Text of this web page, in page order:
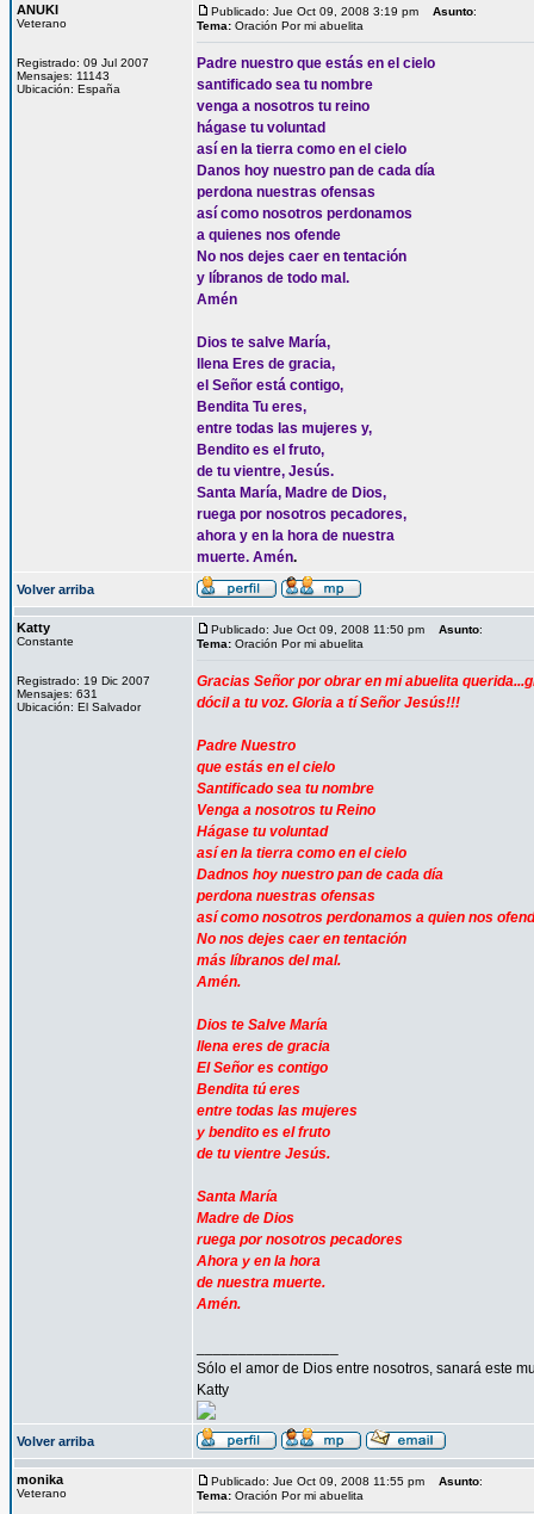
ANUKI
Veterano
Registrado: 09 Jul 2007
Mensajes: 11143
Ubicación: España
Publicado: Jue Oct 09, 2008 3:19 pm Asunto:
Tema: Oración Por mi abuelita
Padre nuestro que estás en el cielo
santificado sea tu nombre
venga a nosotros tu reino
hágase tu voluntad
así en la tierra como en el cielo
Danos hoy nuestro pan de cada día
perdona nuestras ofensas
así como nosotros perdonamos
a quienes nos ofende
No nos dejes caer en tentación
y líbranos de todo mal.
Amén
Dios te salve María,
llena Eres de gracia,
el Señor está contigo,
Bendita Tu eres,
entre todas las mujeres y,
Bendito es el fruto,
de tu vientre, Jesús.
Santa María, Madre de Dios,
ruega por nosotros pecadores,
ahora y en la hora de nuestra
muerte. Amén.
Volver arriba
Katty
Constante
Registrado: 19 Dic 2007
Mensajes: 631
Ubicación: El Salvador
Publicado: Jue Oct 09, 2008 11:50 pm Asunto:
Tema: Oración Por mi abuelita
Gracias Señor por obrar en mi abuelita
dócil a tu voz. Gloria a tí Señor Jesús!!!
Padre Nuestro
que estás en el cielo
Santificado sea tu nombre
Venga a nosotros tu Reino
Hágase tu voluntad
así en la tierra como en el cielo
Dadnos hoy nuestro pan de cada día
perdona nuestras ofensas
así como nosotros perdonamos a quien nos
No nos dejes caer en tentación
más líbranos del mal.
Amén.
Dios te Salve María
llena eres de gracia
El Señor es contigo
Bendita tú eres
entre todas las mujeres
y bendito es el fruto
de tu vientre Jesús.
Santa María
Madre de Dios
ruega por nosotros pecadores
Ahora y en la hora
de nuestra muerte.
Amén.
Sólo el amor de Dios entre nosotros, sanará este
Katty
Volver arriba
monika
Veterano
Publicado: Jue Oct 09, 2008 11:55 pm Asunto:
Tema: Oración Por mi abuelita